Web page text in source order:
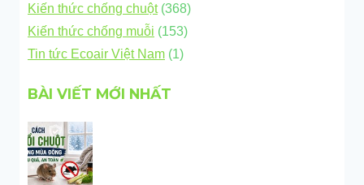
Kiến thức chống chuột(368)
Kiến thức chống muỗi (153)
Tin tức Ecoair Việt Nam (1)
BÀI VIẾT MỚI NHẤT